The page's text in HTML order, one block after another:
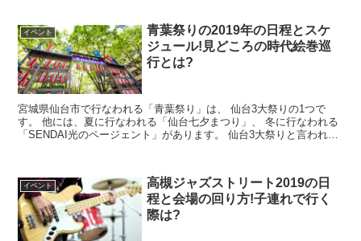
イベント
青葉祭りの2019年の日程とスケ
ジュール!見どころの時代絵巻巡
行とは?
宮城県仙台市で行なわれる「青葉祭り」は、 仙台3大祭りの1つで
す。 他には、夏に行なわれる「仙台七夕まつり」、 冬に行なわれる
「SENDAI光のページェント」があります。 仙台3大祭りと言われる
イベント
高槻ジャズストリート2019の日
程と会場の回り方!子連れで行く
際は?